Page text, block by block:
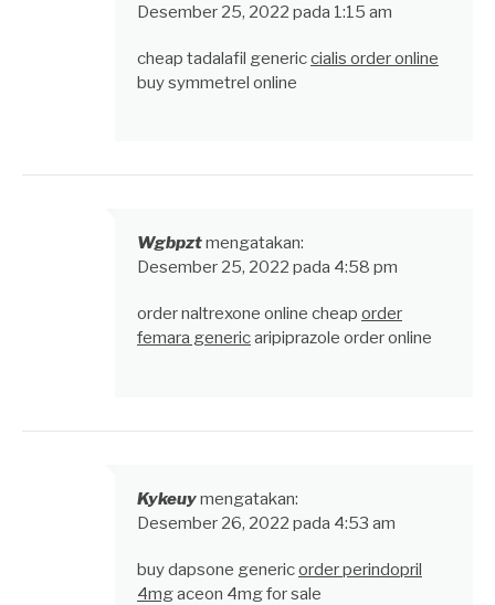
Desember 25, 2022 pada 1:15 am
cheap tadalafil genericcialis order online
buy symmetrel online
Wgbpztmengatakan:
Desember 25, 2022 pada 4:58 pm
order naltrexone online cheap order
femara genericaripiprazole order online
Kykeuymengatakan:
Desember 26, 2022 pada 4:53 am
buy dapsone genericorder perindopril
4mgaceon 4mg for sale